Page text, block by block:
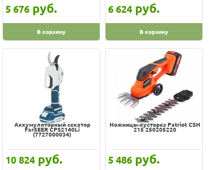
5 676 руб.
В корзину
6 624 руб.
В корзину
Аккумуляторный секатор
FarSEER CPS2140Li
(7727000034)
10 824 руб.
Ножницы-кусторез Patriot CSH
215 250205220
5 486 руб.